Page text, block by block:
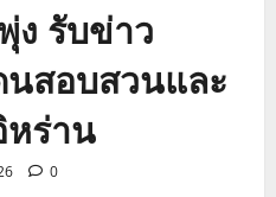
ง รับข่าว
สอบสวนและ
หร่าน
0